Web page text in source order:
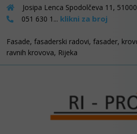
Josipa Lenca Spodolčeva 11,
051 630 1... klikni za broj
Fasade, fasaderski radovi, fasader,
ravnih krovova, Rijeka